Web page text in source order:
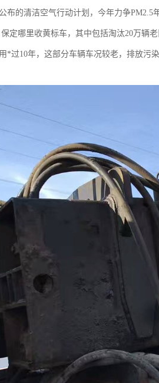
布的清洁空气行动计划，今年力争PM2.5
定哪里收黄标车，其中包括淘汰20万辆
*过10年，这部分车辆车况较老，排放污